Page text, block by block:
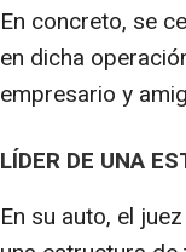
En concreto, se
en dicha
empresario y
LÍDER DE UNA
En su auto, el